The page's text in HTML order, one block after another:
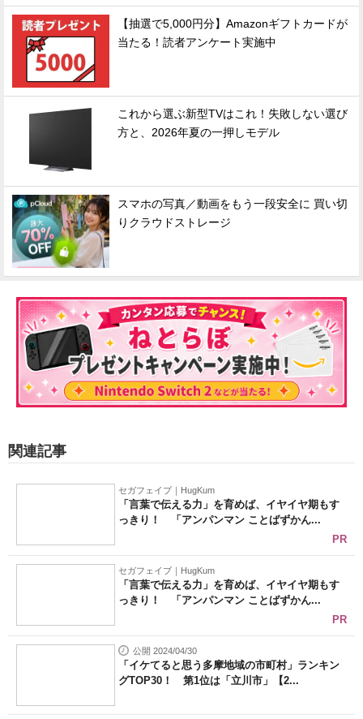
【抽選で5,000円分】Amazonギフトカードが
当たる！読者アンケート実施中
これから選ぶ新型TVはこれ！失敗しない選び
方と、2026年夏の一押しモデル
スマホの写真／動画をもう一段安全に 買い切
りクラウドストレージ
関連記事
セガフェイブ｜HugKum
「言葉で伝える力」を育めば、イヤイヤ期もす
っきり！ 「アンパンマン ことばずかん...
PR
セガフェイブ｜HugKum
「言葉で伝える力」を育めば、イヤイヤ期もす
っきり！ 「アンパンマン ことばずかん...
PR
公開 2024/04/30
「イケてると思う多摩地域の市町村」ランキン
グTOP30！ 第1位は「立川市」【2...